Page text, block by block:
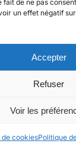
fait de ne pas
un effet négatif
Accepter
Refuser
Voir les
de cookiesPolitique
TROUVER
5, 1028
Sensi SA